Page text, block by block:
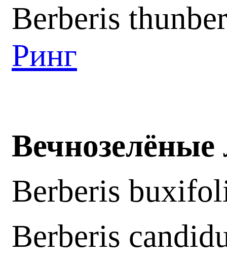
Berberis
Ринг
Berberis
Berberis